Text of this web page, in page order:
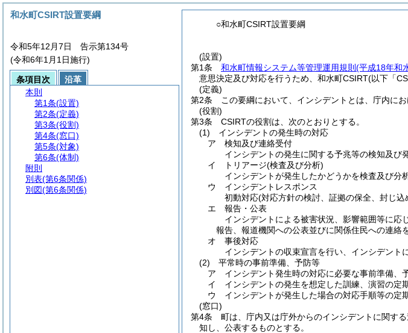
○和水町CSIRT設置要綱
(設置)
第1条
和水町情報システム等管理運用規則 (平成18年和
意思決定及び対応を行うため、和水町CSIRT(以下「
(定義)
第2条
この要綱において、インシデントとは、庁内に
(役割)
第3条
CSIRTの役割は、次のとおりとする。
(1)
インシデントの発生時の対応
ア
検知及び連絡受付
インシデントの発生に関する予兆等の検知及び
イ
トリアージ(検査及び分析)
インシデントが発生したかどうかを検査及び分
ウ
インシデントレスポンス
初動対応(対応方針の検討、証拠の保全、封じ込
エ
報告・公表
インシデントによる被害状況、影響範囲等に応
報告、報道機関への公表並びに関係住民への連絡
オ
事後対応
インシデントの収束宣言を行い、インシデント
(2)
平常時の事前準備、予防等
ア
インシデント発生時の対応に必要な事前準備、
イ
インシデントの発生を想定した訓練、演習の定
ウ
インシデントが発生した場合の対応手順等の定
(窓口)
第4条
町は、庁内又は庁外からのインシデントに関す
知し、公表するものとする。
和水町CSIRT設置要綱
令和5年12月7日 告示第134号
(令和6年1月1日施行)
条項目次
沿革
本則
第1条(設置)
第2条(定義)
第3条(役割)
第4条(窓口)
第5条(対象)
第6条(体制)
附則
別表(第6条関係)
別図(第6条関係)